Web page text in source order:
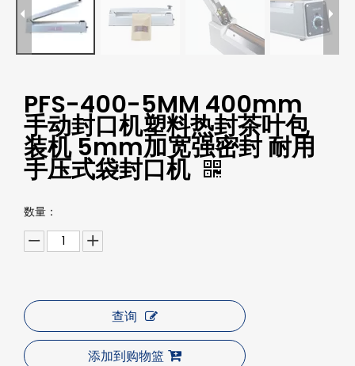
PFS-400-5MM 400mm
手动封口机塑料热封茶叶包
装机 5mm加宽强密封 耐用
手压式袋封口机‌
数量：
查询
添加到购物篮